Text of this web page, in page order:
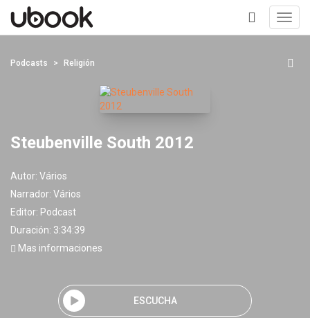
+
Podcasts Religión
Steubenville South 2012
Autor: Vários
Narrador: Vários
Editor: Podcast
Duración: 3:34:39
Mas informaciones
ESCUCHA